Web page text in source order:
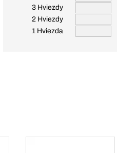
3 Hviezdy
2 Hviezdy
1 Hviezda